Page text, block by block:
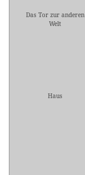
Das Tor zur anderen
Welt
Haus